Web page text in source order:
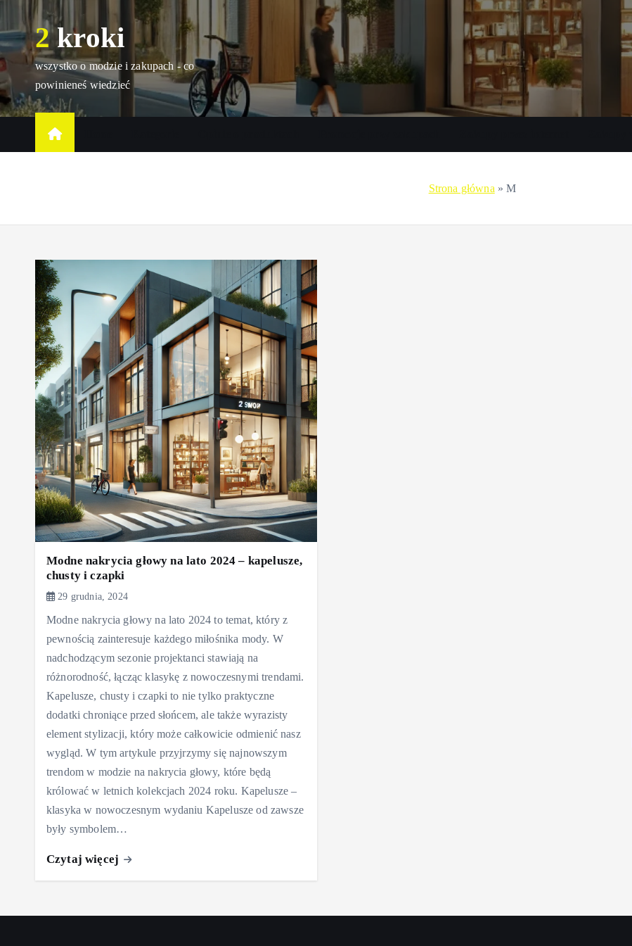
i
t
o
2 kroki
wszystko o modzie i zakupach - co
powinieneś wiedzieć
Strona główna »M
Modne nakrycia głowy na lato 2024 – kapelusze,
chusty i czapki
29 grudnia, 2024
Modne nakrycia głowy na lato 2024 to temat, który z
pewnością zainteresuje każdego miłośnika mody. W
nadchodzącym sezonie projektanci stawiają na
różnorodność, łącząc klasykę z nowoczesnymi trendami.
Kapelusze, chusty i czapki to nie tylko praktyczne
dodatki chroniące przed słońcem, ale także wyrazisty
element stylizacji, który może całkowicie odmienić nasz
wygląd. W tym artykule przyjrzymy się najnowszym
trendom w modzie na nakrycia głowy, które będą
królować w letnich kolekcjach 2024 roku. Kapelusze –
klasyka w nowoczesnym wydaniu Kapelusze od zawsze
były symbolem…
Czytaj więcej